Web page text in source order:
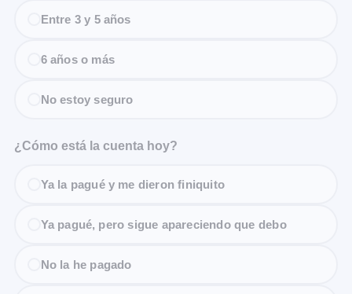
Entre 3 y 5 años
6 años o más
No estoy seguro
¿Cómo está la cuenta hoy?
Ya la pagué y me dieron finiquito
Ya pagué, pero sigue apareciendo que debo
No la he pagado